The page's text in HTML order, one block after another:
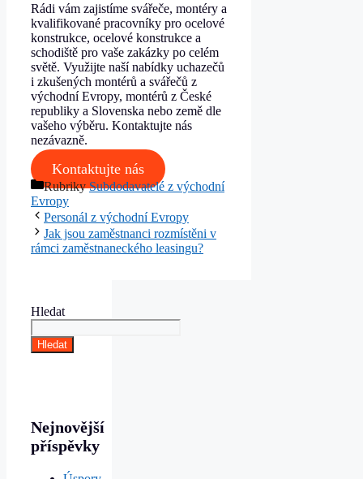
Rádi vám zajistíme svářeče, montéry a
kvalifikované pracovníky pro ocelové
konstrukce, ocelové konstrukce a
schodiště pro vaše zakázky po celém
světě. Využijte naší nabídky uchazečů
i zkušených montérů a svářečů z
východní Evropy, montérů z České
republiky a Slovenska nebo země dle
vašeho výběru. Kontaktujte nás
nezávazně.
Kontaktujte nás
RubrikySubdodavatelé z východní
Evropy
Personál z východní Evropy
Jak jsou zaměstnanci rozmístěni v
rámci zaměstnaneckého leasingu?
Hledat
Hledat
Nejnovější
příspěvky